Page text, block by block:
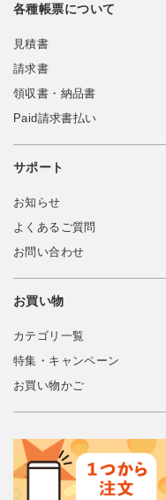
各種帳票について
見積書
請求書
領収書・納品書
Paid請求書払い
サポート
お知らせ
よくあるご質問
お問い合わせ
お買い物
カテゴリ一覧
特集・キャンペーン
お買い物かご